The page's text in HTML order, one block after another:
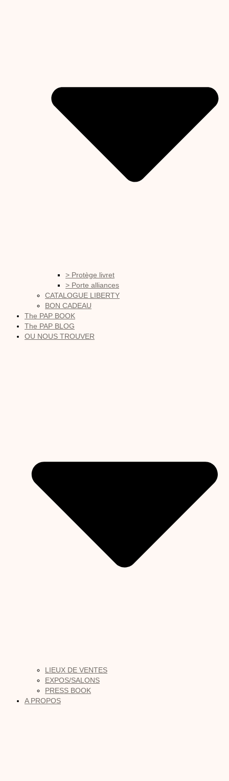
> Protège livret
> Porte alliances
CATALOGUE LIBERTY
BON CADEAU
The PAP BOOK
The PAP BLOG
OU NOUS TROUVER
LIEUX DE VENTES
EXPOS/SALONS
PRESS BOOK
A PROPOS